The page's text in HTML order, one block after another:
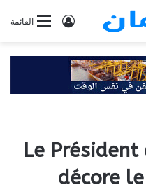
القائمةتسجيل
Le
décore